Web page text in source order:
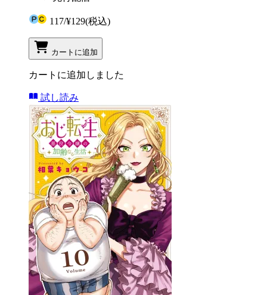
117/¥129(税込)
カートに追加
カートに追加しました
試し読み